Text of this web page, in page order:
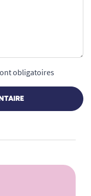
obligatoires